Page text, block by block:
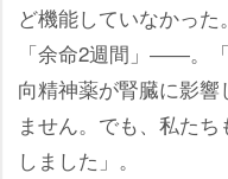
ど機能していなかった
「余命2週間」――。
向精神薬が腎臓に影
ません。でも、私た
しました」。